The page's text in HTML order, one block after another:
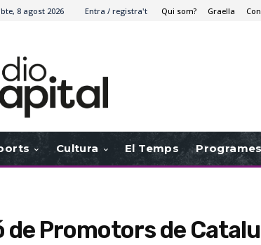
8 agost 2026 Entra / registra't Qui som? Graella
Cultura El Temps
de Promotors de